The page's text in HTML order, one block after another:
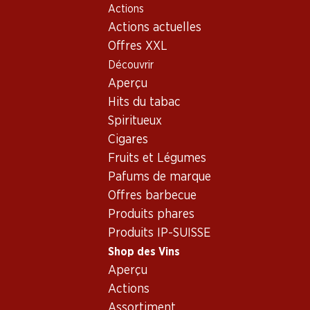
Actions
Actions actuelles
Offres XXL
Découvrir
Aperçu
Hits du tabac
Spiritueux
Cigares
Fruits et Légumes
Pafums de marque
Offres barbecue
Produits phares
Produits IP-SUISSE
Shop des Vins
Aperçu
Actions
Shop des Vins
France
Bordeaux
Comte de Malartic Pessac-Léognan AOC
Recto Verso